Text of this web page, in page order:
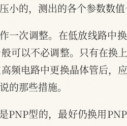
的，测出的各个参数数值
一次调整。在低放线路中
可以不必调整。只有在换
频电路中更换晶体管后，
的那些措施。
PNP型的，最好仍换用